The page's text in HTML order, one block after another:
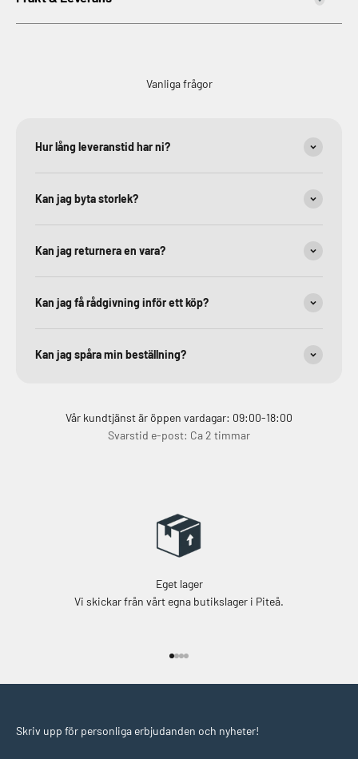
Vanliga frågor
Hur lång leveranstid har ni?
Kan jag byta storlek?
Kan jag returnera en vara?
Kan jag få rådgivning inför ett köp?
Kan jag spåra min beställning?
Vår kundtjänst är öppen vardagar: 09:00-18:00
Svarstid e-post: Ca 2 timmar
Eget lager
Vi skickar från vårt egna butikslager i Piteå.
Skriv upp för personliga erbjudanden och nyheter!